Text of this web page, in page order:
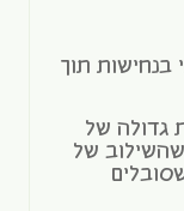
בנחישות תוך
גדולה של
סיבים תזונתיים, אשלגן וויטמין C שהשילוב של